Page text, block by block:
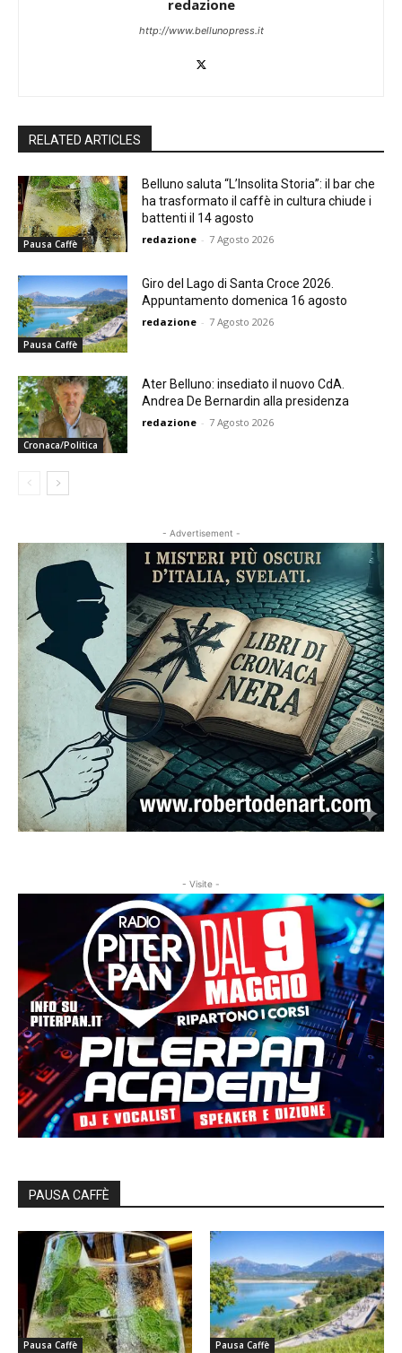
redazione
http://www.bellunopress.it
RELATED ARTICLES
Pausa Caffè
Belluno saluta “L’Insolita Storia”: il bar che
ha trasformato il caffè in cultura chiude i
battenti il 14 agosto
redazione - 7 Agosto 2026
Pausa Caffè
Giro del Lago di Santa Croce 2026.
Appuntamento domenica 16 agosto
redazione - 7 Agosto 2026
Cronaca/Politica
Ater Belluno: insediato il nuovo CdA.
Andrea De Bernardin alla presidenza
redazione - 7 Agosto 2026
- Advertisement -
- Visite -
PAUSA CAFFÈ
Pausa Caffè Pausa Caffè